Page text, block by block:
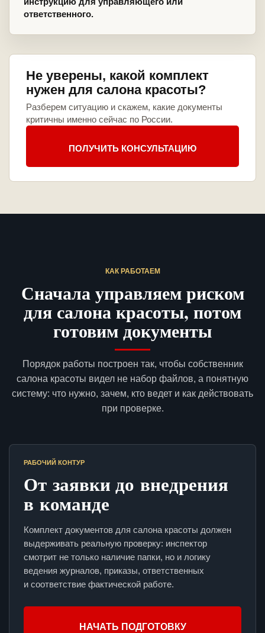
ответственного.
Не уверены, какой комплект
нужен для салона красоты?
Разберем ситуацию и скажем, какие документы
критичны именно сейчас по России.
ПОЛУЧИТЬ КОНСУЛЬТАЦИЮ
КАК РАБОТАЕМ
Сначала управляем риском
для салона красоты, потом
готовим документы
Порядок работы построен так, чтобы собственник
салона красоты видел не набор файлов, а понятную
систему: что нужно, зачем, кто ведет и как действовать
при проверке.
РАБОЧИЙ КОНТУР
От заявки до внедрения
в команде
Комплект документов для салона красоты должен
выдерживать реальную проверку: инспектор
смотрит не только наличие папки, но и логику
ведения журналов, приказы, ответственных
и соответствие фактической работе.
НАЧАТЬ ПОДГОТОВКУ